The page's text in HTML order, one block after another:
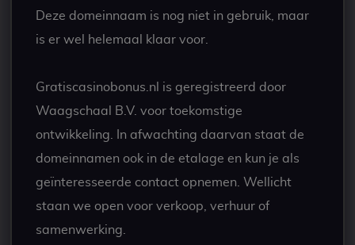
Deze domeinnaam is nog niet in gebruik, maar
is er wel helemaal klaar voor.
Gratiscasinobonus.nl is geregistreerd door
Waagschaal B.V. voor toekomstige
ontwikkeling. In afwachting daarvan staat de
domeinnamen ook in de etalage en kun je als
geïnteresseerde contact opnemen. Wellicht
staan we open voor verkoop, verhuur of
samenwerking.